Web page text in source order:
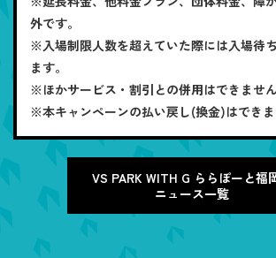
外です。
※入場制限人数を超えていた際には入場待
ます。
※ほかサービス・割引との併用はできません
※本キャンペーンの払い戻し(換金)はできま
VS PARK WITH G ららぽーと福
ニュース一覧